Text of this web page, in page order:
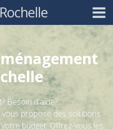
Besoin d'aide?
propose des solutions
budget. Offrez-vous les